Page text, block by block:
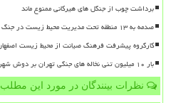
برداشت چوب از جنگل های هیرکانی ممنوع ماند
صدمه به ۱۳ منطقه تحت مدیریت محیط زیست در جنگ
کارگروه پیشرفت فرهنگ صیانت از محیط زیست
بار ۱۰ میلیون تنی نخاله های جنگی تهران بر دوش شهرداری!
نظرات بینندگان در مورد این مطلب